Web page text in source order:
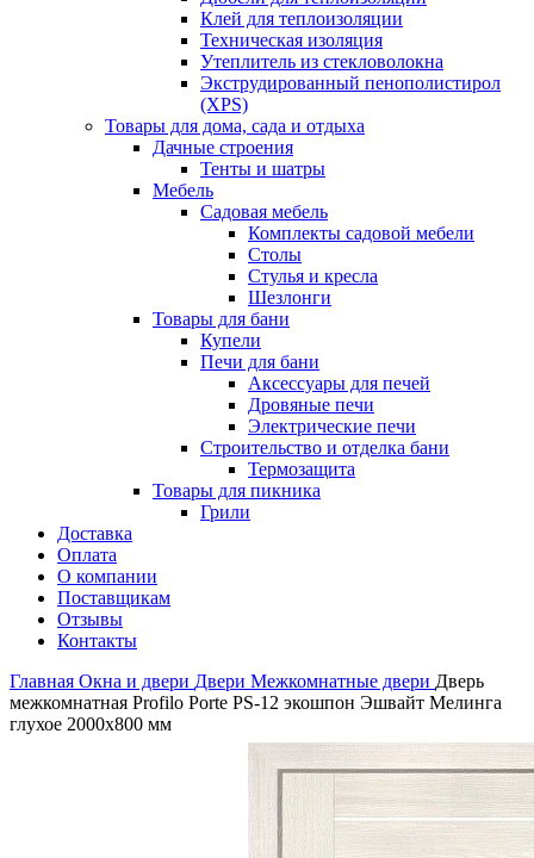
Клей для теплоизоляции
Техническая изоляция
Утеплитель из стекловолокна
Экструдированный пенополистирол
(XPS)
Товары для дома, сада и отдыха
Дачные строения
Тенты и шатры
Мебель
Садовая мебель
Комплекты садовой мебели
Столы
Стулья и кресла
Шезлонги
Товары для бани
Купели
Печи для бани
Аксессуары для печей
Дровяные печи
Электрические печи
Строительство и отделка бани
Термозащита
Товары для пикника
Грили
Доставка
Оплата
О компании
Поставщикам
Отзывы
Контакты
Главная Окна и двери Двери Межкомнатные двери Дверь
межкомнатная Profilo Porte PS-12 экошпон Эшвайт Мелинга
глухое 2000х800 мм